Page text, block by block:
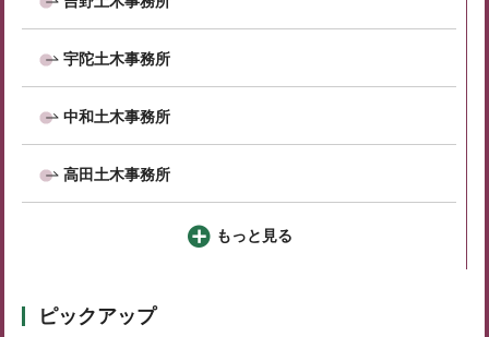
宇陀土木事務所
中和土木事務所
高田土木事務所
もっと見る
ピックアップ